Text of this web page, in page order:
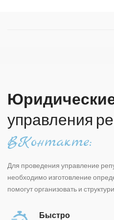
управления
ВКонтакте:
Для проведения управление
необходимо изготовление
помогут организовать и
Быстро